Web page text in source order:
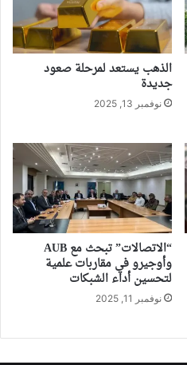
الذهب يستعد لمرحلة صعود
جديدة
نوفمبر 13, 2025
“الاتصالات” تبحث مع AUB
وأوجيرو في مقاربات علمية
لتحسين أداء الشبكات
نوفمبر 11, 2025